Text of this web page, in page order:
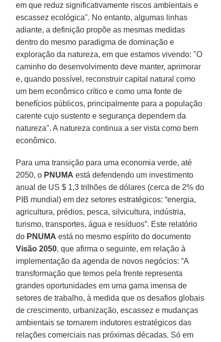
em que reduz significativamente riscos ambientais e
escassez ecológica". No entanto, algumas linhas
adiante, a definição propõe as mesmas medidas
dentro do mesmo paradigma de dominação e
exploração da natureza, em que estamos vivendo: "O
caminho do desenvolvimento deve manter, aprimorar
e, quando possível, reconstruir capital natural como
um bem econômico crítico e como uma fonte de
benefícios públicos, principalmente para a população
carente cujo sustento e segurança dependem da
natureza". A natureza continua a ser vista como bem
econômico.
Para uma transição para uma economia verde, até
2050, o PNUMA está defendendo um investimento
anual de US $ 1,3 trilhões de dólares (cerca de 2% do
PIB mundial) em dez setores estratégicos: “energia,
agricultura, prédios, pesca, silvicultura, indústria,
turismo, transportes, água e resíduos”. Este relatório
do PNUMA está no mesmo espírito do documento
Visão 2050, que afirma o seguinte, em relação à
implementação da agenda de novos negócios: “A
transformação que temos pela frente representa
grandes oportunidades em uma gama imensa de
setores de trabalho, à medida que os desafios globais
de crescimento, urbanização, escassez e mudanças
ambientais se tornarem indutores estratégicos das
relações comerciais nas próximas décadas. Só em